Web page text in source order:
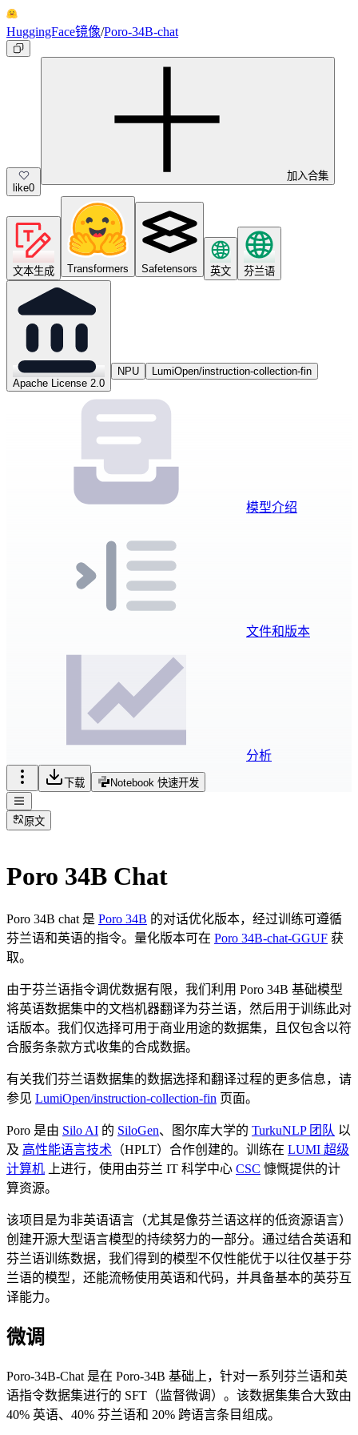
HuggingFace镜像/Poro-34B-chat
like0
加入合集
文本生成 Transformers Safetensors 英文 芬兰语
Apache License 2.0
NPU LumiOpen/instruction-collection-fin
模型介绍
文件和版本
分析
下载 Notebook 快速开发
原文
Poro 34B Chat
Poro 34B chat 是 Poro 34B 的对话优化版本，经过训练可遵循
芬兰语和英语的指令。量化版本可在 Poro 34B-chat-GGUF 获
取。
由于芬兰语指令调优数据有限，我们利用 Poro 34B 基础模型
将英语数据集中的文档机器翻译为芬兰语，然后用于训练此对
话版本。我们仅选择可用于商业用途的数据集，且仅包含以符
合服务条款方式收集的合成数据。
有关我们芬兰语数据集的数据选择和翻译过程的更多信息，请
参见 LumiOpen/instruction-collection-fin 页面。
Poro 是由 Silo AI 的 SiloGen、图尔库大学的 TurkuNLP 团队 以
及 高性能语言技术 （HPLT）合作创建的。训练在 LUMI 超级
计算机 上进行，使用由芬兰 IT 科学中心 CSC 慷慨提供的计
算资源。
该项目是为非英语语言（尤其是像芬兰语这样的低资源语言）
创建开源大型语言模型的持续努力的一部分。通过结合英语和
芬兰语训练数据，我们得到的模型不仅性能优于以往仅基于芬
兰语的模型，还能流畅使用英语和代码，并具备基本的英芬互
译能力。
微调
Poro-34B-Chat 是在 Poro-34B 基础上，针对一系列芬兰语和英
语指令数据集进行的 SFT（监督微调）。该数据集集合大致由
40% 英语、40% 芬兰语和 20% 跨语言条目组成。